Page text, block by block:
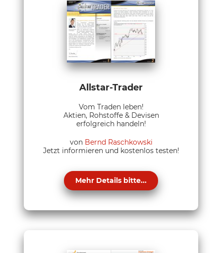
Allstar-Trader
Vom Traden leben!
Aktien, Rohstoffe & Devisen
erfolgreich handeln!
von Bernd Raschkowski
Jetzt informieren und kostenlos testen!
Mehr Details bitte...